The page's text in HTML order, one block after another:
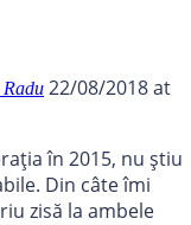
22/08/2018 at
în 2015, nu știu
Din câte îmi
zisă la ambele